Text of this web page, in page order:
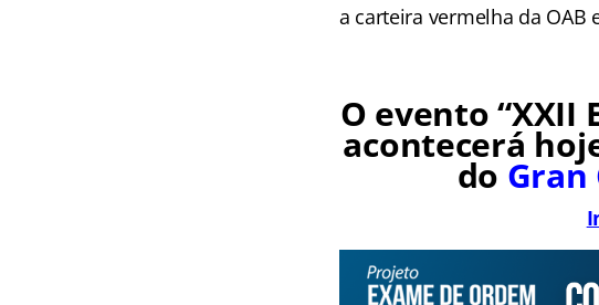
a carteira vermelha da OAB
O evento “XXII
acontecerá
do Gran